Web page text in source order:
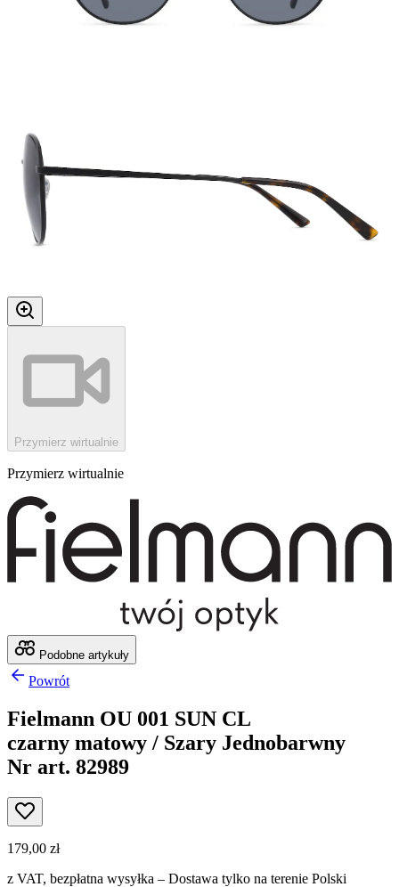
Przymierz wirtualnie
Przymierz wirtualnie
Podobne artykuły
Powrót
Fielmann OU 001 SUN CL
czarny matowy / Szary Jednobarwny
Nr art. 82989
179,00 zł
z VAT, bezpłatna wysyłka – Dostawa tylko na terenie Polski